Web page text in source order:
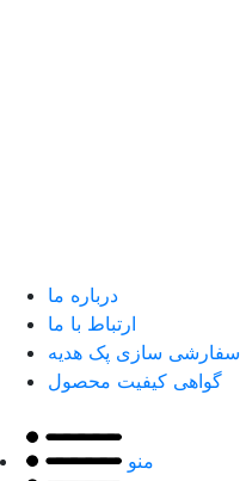
درباره ما
ارتباط با ما
سفارشی سازی پک هدیه
گواهی کیفیت محصول
منو